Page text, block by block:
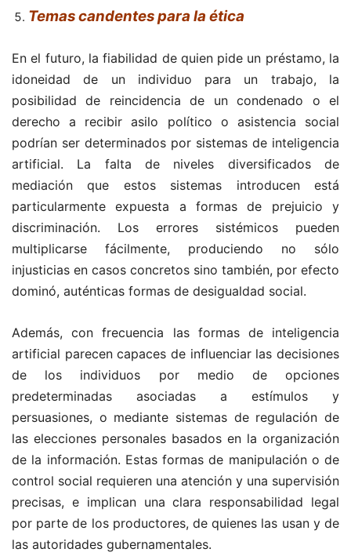
Temas candentes para la ética
En el futuro, la fiabilidad de quien pide un préstamo, la
idoneidad de un individuo para un trabajo, la
posibilidad de reincidencia de un condenado o el
derecho a recibir asilo político o asistencia social
podrían ser determinados por sistemas de inteligencia
artificial. La falta de niveles diversificados de
mediación que estos sistemas introducen está
particularmente expuesta a formas de prejuicio y
discriminación. Los errores sistémicos pueden
multiplicarse fácilmente, produciendo no sólo
injusticias en casos concretos sino también, por efecto
dominó, auténticas formas de desigualdad social.
Además, con frecuencia las formas de inteligencia
artificial parecen capaces de influenciar las decisiones
de los individuos por medio de opciones
predeterminadas asociadas a estímulos y
persuasiones, o mediante sistemas de regulación de
las elecciones personales basados en la organización
de la información. Estas formas de manipulación o de
control social requieren una atención y una supervisión
precisas, e implican una clara responsabilidad legal
por parte de los productores, de quienes las usan y de
las autoridades gubernamentales.